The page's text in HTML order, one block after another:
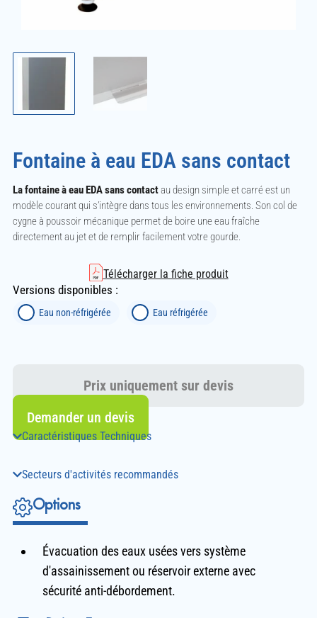
Fontaine à eau EDA sans contact
La fontaine à eau EDA sans contactau design simple et carré est un
modèle courant qui s’intègre dans tous les environnements. Son col de
cygne à poussoir mécanique permet de boire une eau fraîche
directement au jet et de remplir facilement votre gourde.
Télécharger la fiche produit
Versions disponibles :
Eau non-réfrigérée Eau réfrigérée
Prix uniquement sur devis
Demander un devis
Caractéristiques Techniques
Secteurs d'activités recommandés
Options
Évacuation des eaux usées vers système
d'assainissement ou réservoir externe avec
sécurité anti-débordement.